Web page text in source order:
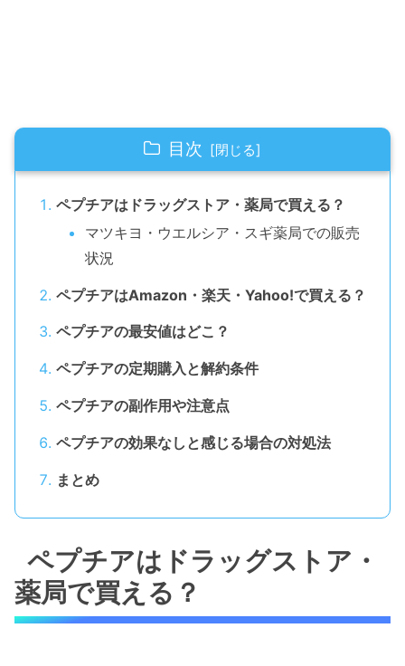
目次
ペプチアはドラッグストア・薬局で買える？
マツキヨ・ウエルシア・スギ薬局での販売
状況
ペプチアはAmazon・楽天・Yahoo!で買える？
ペプチアの最安値はどこ？
ペプチアの定期購入と解約条件
ペプチアの副作用や注意点
ペプチアの効果なしと感じる場合の対処法
まとめ
ペプチアはドラッグストア・
薬局で買える？